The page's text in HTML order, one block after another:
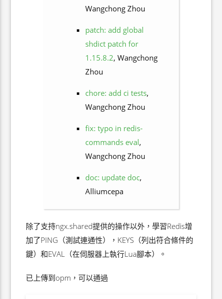
Wangchong Zhou
patch: add global
shdict patch for
1.15.8.2, Wangchong
Zhou
chore: add ci tests,
Wangchong Zhou
fix: typo in redis-
commands eval,
Wangchong Zhou
doc: update doc,
Alliumcepa
除了支持ngx.shared提供的操作以外，學習Redis增
加了PING（測試連通性），KEYS（列出符合條件的
鍵）和EVAL（在伺服器上執行Lua腳本）。
已上傳到opm，可以通過